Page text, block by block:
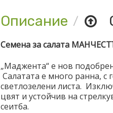
Описание
Семена за салата
„Маджента“ е нов
Салатата е много ранна, с
светлозелени листа.
цвят и устойчив на
сеитба.